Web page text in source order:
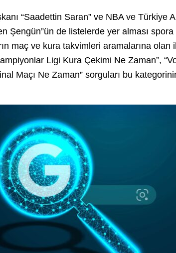
“Saadettin Saran” ve NBA ve Türkiye
Şengün”ün de listelerde yer alması
maç ve kura takvimleri aramalarına olan
Ligi Kura Çekimi Ne Zaman”,
Maçı Ne Zaman” sorguları bu